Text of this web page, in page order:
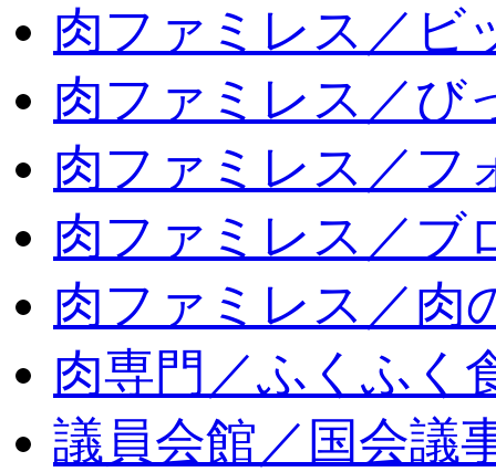
肉ファミレス／ビ
肉ファミレス／び
肉ファミレス／フ
肉ファミレス／ブ
肉ファミレス／肉
肉専門／ふくふく
議員会館／国会議